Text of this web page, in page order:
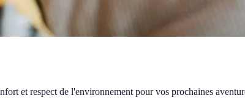
et respect de l'environnement pour vos prochaines